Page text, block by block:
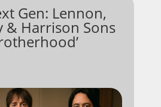
Gen: Lennon,
& Harrison Sons